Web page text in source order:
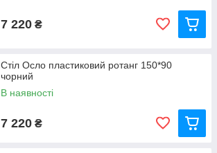
7 220 ₴
Стіл Осло пластиковий ротанг 150*90
чорний
В наявності
7 220 ₴